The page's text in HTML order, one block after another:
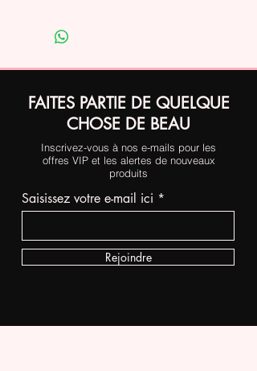
FAITES PARTIE DE QUELQUE
CHOSE DE BEAU
Inscrivez-vous à nos e-mails pour les
offres VIP et les alertes de nouveaux
produits
Saisissez votre e-mail ici
Rejoindre